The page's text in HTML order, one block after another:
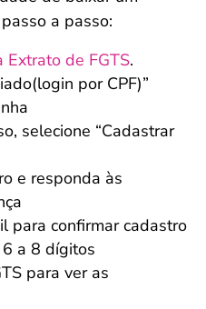
a passo:
Extrato de FGTS.
por CPF)”
selecione “Cadastrar
e responda às
para confirmar cadastro
a 8 dígitos
para ver as